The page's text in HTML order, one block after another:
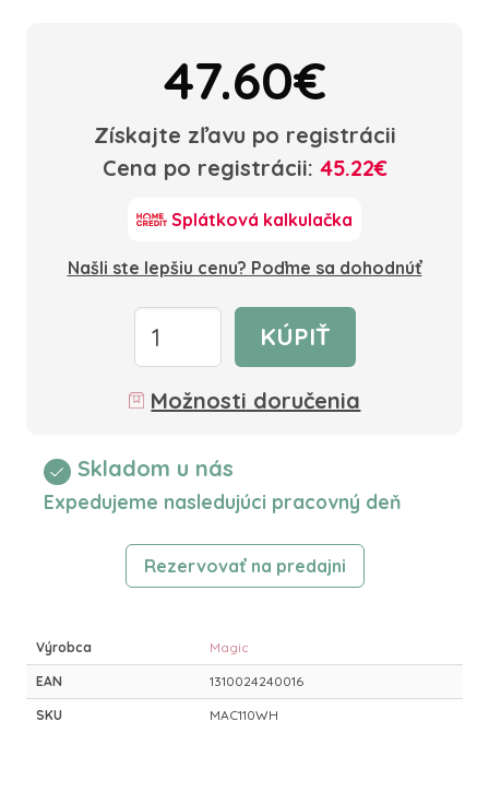
47.60€
Získajte zľavu po registrácii
Cena po registrácii: 45.22€
Splátková kalkulačka
Našli ste lepšiu cenu? Poďme sa dohodnúť
KÚPIŤ
Možnosti doručenia
Skladom u nás
Expedujeme nasledujúci pracovný deň
Rezervovať na predajni
Výrobca Magic
EAN 1310024240016
SKU MAC110WH